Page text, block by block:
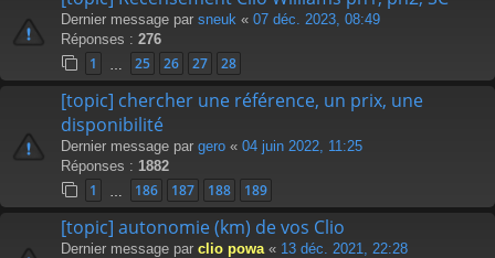
Dernier message par sneuk « 07 déc. 2023, 08:49
Réponses : 276
1 25 26 27 28
[topic] chercher une référence, un prix, une
disponibilité
Dernier message par gero « 04 juin 2022, 11:25
Réponses : 1882
1 186 187 188 189
[topic] autonomie (km) de vos Clio
Dernier message par clio powa « 13 déc. 2021, 22:28